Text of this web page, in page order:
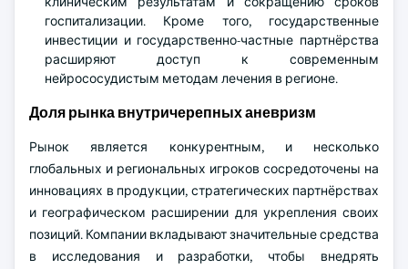
госпитализации. Кроме того, государственные
инвестиции и государственно-частные партнёрства
расширяют доступ к современным
нейрососудистым методам лечения в регионе.
Доля рынка внутричерепных аневризм
Рынок является конкурентным, и несколько
глобальных и региональных игроков сосредоточены на
инновациях в продукции, стратегических партнёрствах
и географическом расширении для укрепления своих
позиций. Компании вкладывают значительные средства
в исследования и разработки, чтобы внедрять